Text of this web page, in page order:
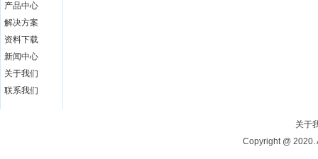
产品中心
解决方案
资料下载
新闻中心
关于我们
联系我们
关于
Copyright @ 2020.